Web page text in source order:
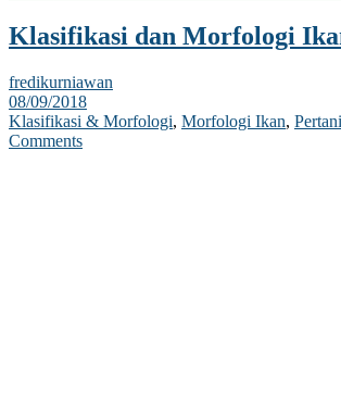
Klasifikasi dan Morfologi
fredikurniawan
08/09/2018
Klasifikasi & Morfologi, Morfologi Ikan,
Comments